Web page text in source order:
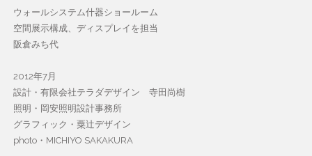
ウォールシステム什器ショールーム
空間展示構成、ディスプレイを担当
阪倉みち代
2012年7月
設計・有限会社テラダデザイン 寺田尚樹
照明・岡安照明設計事務所
グラフィック・粟辻デザイン
photo・MICHIYO SAKAKURA